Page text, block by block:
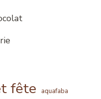
fête aquafaba